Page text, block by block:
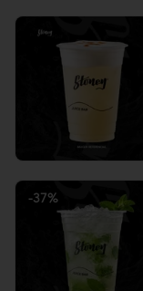
-37%